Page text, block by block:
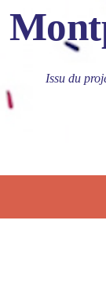
Issu du